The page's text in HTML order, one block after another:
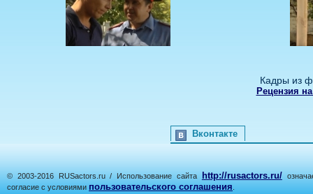
Кадры из
Рецензия
Вконтакте
© 2003-2016 RUSactors.ru / Использование сайта http://rusactors.ru/
согласие с условиями пользовательского соглашения